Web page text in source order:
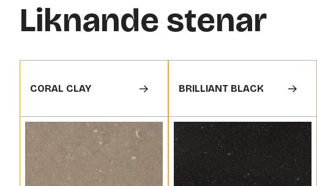
Liknande stenar
CORAL CLAY BRILLIANT BLACK